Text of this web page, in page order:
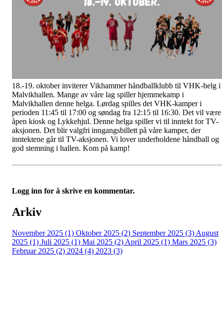
18.-19. oktober inviterer Vikhammer håndballklubb til VHK-helg i
Malvikhallen. Mange av våre lag spiller hjemmekamp i
Malvikhallen denne helga. Lørdag spilles det VHK-kamper i
perioden 11:45 til 17:00 og søndag fra 12:15 til 16:30. Det vil være
åpen kiosk og Lykkehjul. Denne helga spiller vi til inntekt for TV-
aksjonen. Det blir valgfri inngangsbillett på våre kamper, der
inntektene går til TV-aksjonen. Vi lover underholdene håndball og
god stemning i hallen. Kom på kamp!
Logg inn for å skrive en kommentar.
Arkiv
November 2025 (1) Oktober 2025 (2) September 2025 (3) August
2025 (1) Juli 2025 (1) Mai 2025 (2) April 2025 (1) Mars 2025 (3)
Februar 2025 (2) 2024 (4) 2023 (3)